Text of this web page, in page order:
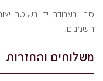
סבון בעבודת יד ובשיטת
השמנים.
משלוחים והחזרות